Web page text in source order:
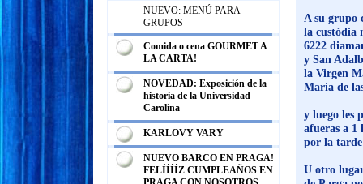
A su grupo
la custódia
6222
y San
la Virgen
María de
y luego les
afueras a 1
por la
U otro
NUEVO: MENÚ PARA
GRUPOS
Comida o cena GOURMET A
LA CARTA!
NOVEDAD: Exposición de la
historia de la Universidad
Carolina
KARLOVY VARY
NUEVO BARCO EN PRAGA!
FELÍÍÍÍZ CUMPLEAŇOS EN